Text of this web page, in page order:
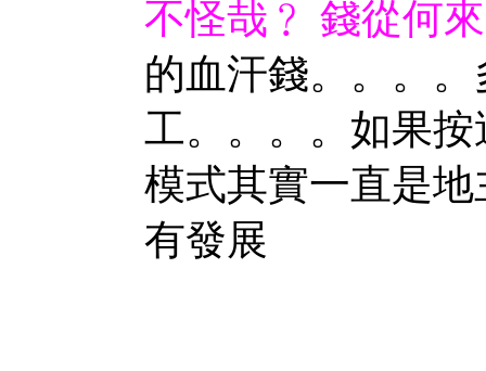
不怪哉﹖ 錢從何來
的血汗錢。。。
工。。。。如果
模式其實一直是
有發展